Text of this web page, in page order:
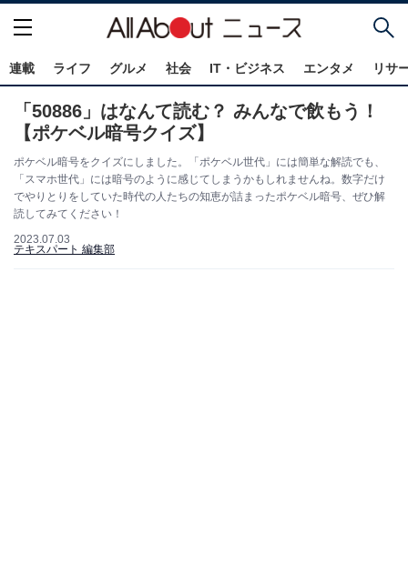
連載 ライフ グルメ 社会 IT・ビジネス エンタメ リサ
「50886」はなんて読む？ みんなで飲もう！
【ポケベル暗号クイズ】
ポケベル暗号をクイズにしました。「ポケベル世代」には簡単な解読でも、
「スマホ世代」には暗号のように感じてしまうかもしれませんね。数字だけ
でやりとりをしていた時代の人たちの知恵が詰まったポケベル暗号、ぜひ解
読してみてください！
2023.07.03
テキスパート 編集部